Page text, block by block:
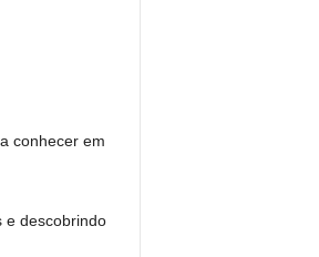
conhecer em
e descobrindo